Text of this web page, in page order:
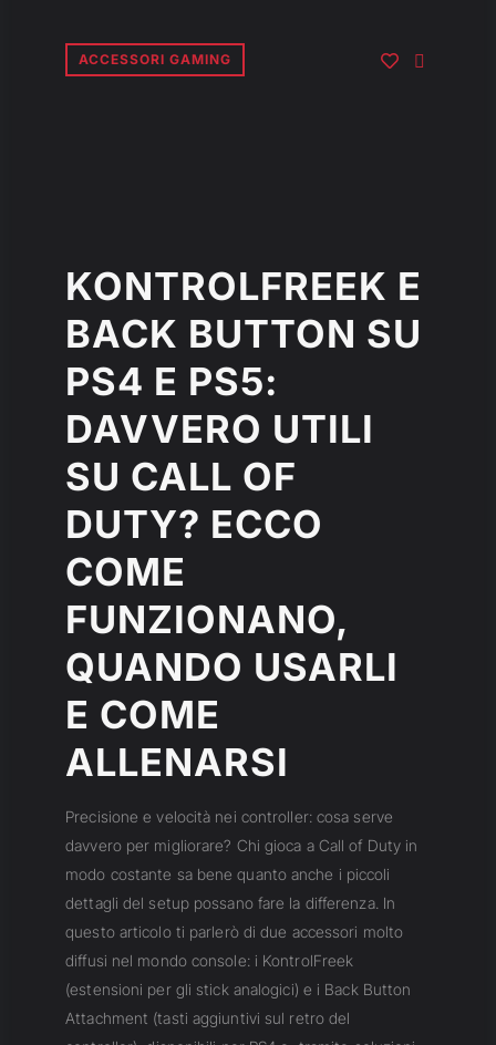
ACCESSORI GAMING
KONTROLFREEK E
BACK BUTTON SU
PS4 E PS5:
DAVVERO UTILI
SU CALL OF
DUTY? ECCO
COME
FUNZIONANO,
QUANDO USARLI
E COME
ALLENARSI
Precisione e velocità nei controller: cosa serve
davvero per migliorare? Chi gioca a Call of Duty in
modo costante sa bene quanto anche i piccoli
dettagli del setup possano fare la differenza. In
questo articolo ti parlerò di due accessori molto
diffusi nel mondo console: i KontrolFreek
(estensioni per gli stick analogici) e i Back Button
Attachment (tasti aggiuntivi sul retro del